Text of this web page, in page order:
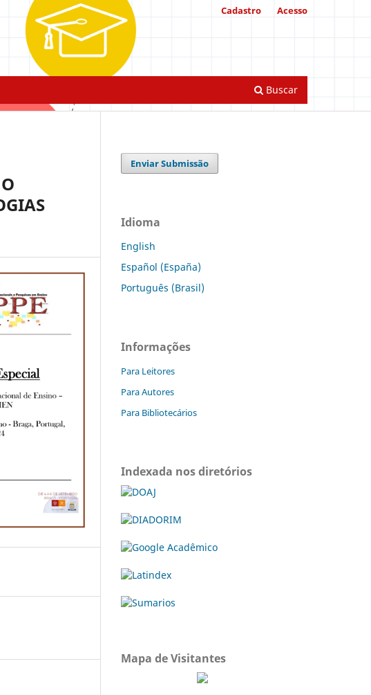
Buscar
Cadastro Acesso
Enviar Submissão
Idioma
English
Español (España)
Português (Brasil)
Informações
Para Leitores
Para Autores
Para Bibliotecários
Indexada nos diretórios
Mapa de Visitantes